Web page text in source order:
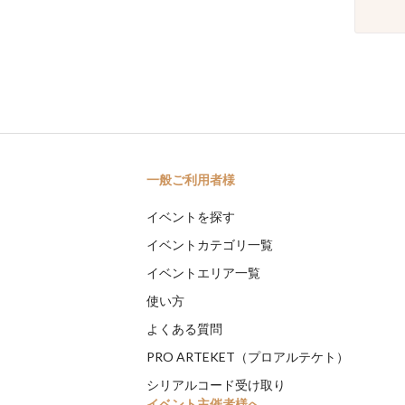
一般ご利用者様
イベントを探す
イベントカテゴリ一覧
イベントエリア一覧
使い方
よくある質問
PRO ARTEKET（プロアルテケト）
シリアルコード受け取り